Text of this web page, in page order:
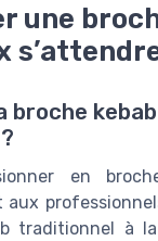
une
broche
en
aux
traditionnel à